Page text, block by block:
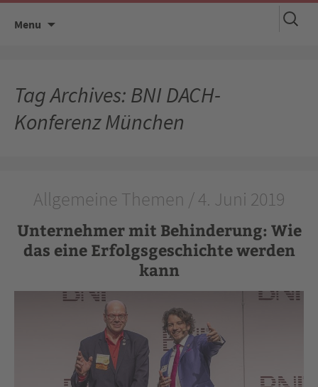
Menu
Suchen
nach:
Tag Archives: BNI DACH-
Konferenz München
Allgemeine Themen / 4. Juni 2019
Unternehmer mit Behinderung: Wie
das eine Erfolgsgeschichte werden
kann